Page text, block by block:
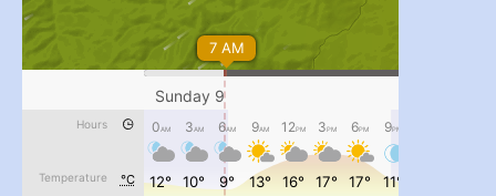
#PipIvanToday
#PipIvanWeather
...